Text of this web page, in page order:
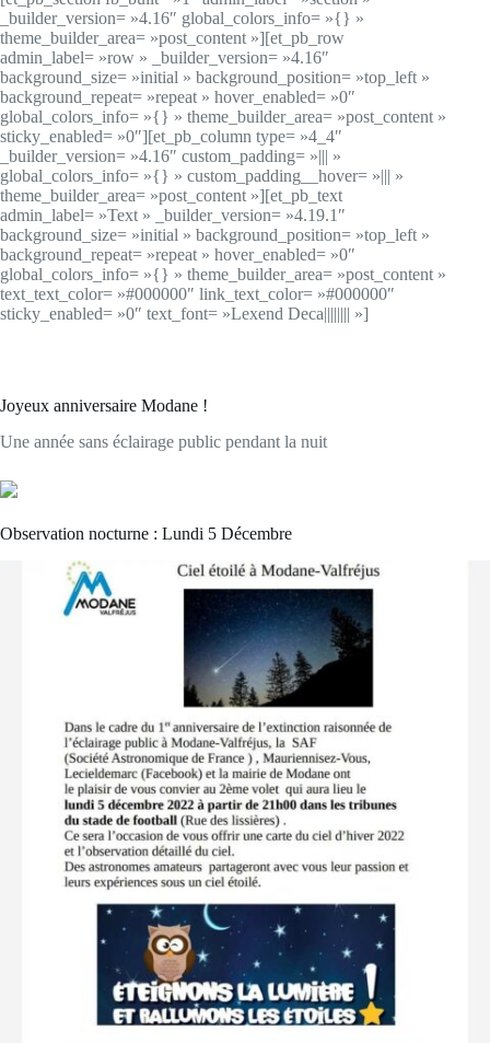
_builder_version= »4.16″ global_colors_info= »{} »
theme_builder_area= »post_content »][et_pb_row
admin_label= »row » _builder_version= »4.16″
background_size= »initial » background_position= »top_left »
background_repeat= »repeat » hover_enabled= »0″
global_colors_info= »{} » theme_builder_area= »post_content »
sticky_enabled= »0″][et_pb_column type= »4_4″
_builder_version= »4.16″ custom_padding= »||| »
global_colors_info= »{} » custom_padding__hover= »||| »
theme_builder_area= »post_content »][et_pb_text
admin_label= »Text » _builder_version= »4.19.1″
background_size= »initial » background_position= »top_left »
background_repeat= »repeat » hover_enabled= »0″
global_colors_info= »{} » theme_builder_area= »post_content »
text_text_color= »#000000″ link_text_color= »#000000″
sticky_enabled= »0″ text_font= »Lexend Deca|||||||| »]
Joyeux anniversaire Modane !
Une année sans éclairage public pendant la nuit
Observation nocturne : Lundi 5 Décembre